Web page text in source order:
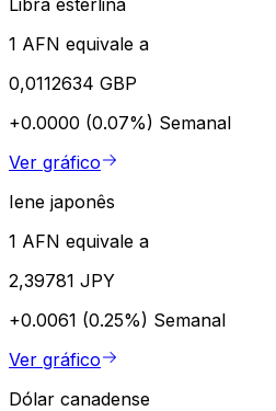
1 AFN equivale a
0,0112634 GBP
+0.0000 (0.07%) Semanal
Ver gráfico
Iene japonês
1 AFN equivale a
2,39781 JPY
+0.0061 (0.25%) Semanal
Ver gráfico
Dólar canadense